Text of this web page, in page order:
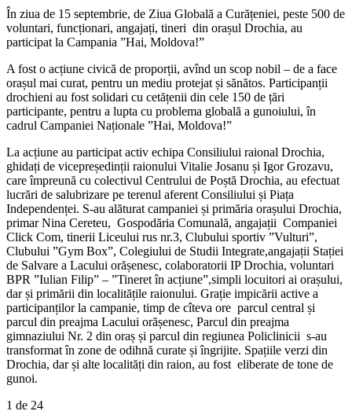
În ziua de 15 septembrie, de Ziua Globală a Curățeniei, peste 500 de
voluntari, funcționari, angajați, tineri din orașul Drochia, au
participat la Campania ”Hai, Moldova!”
A fost o acțiune civică de proporții, avînd un scop nobil – de a face
orașul mai curat, pentru un mediu protejat și sănătos. Participanții
drochieni au fost solidari cu cetățenii din cele 150 de țări
participante, pentru a lupta cu problema globală a gunoiului, în
cadrul Campaniei Naționale ”Hai, Moldova!”
La acțiune au participat activ echipa Consiliului raional Drochia,
ghidați de vicepreședinții raionului Vitalie Josanu și Igor Grozavu,
care împreună cu colectivul Centrului de Poștă Drochia, au efectuat
lucrări de salubrizare pe terenul aferent Consiliului și Piața
Independenței. S-au alăturat campaniei și primăria orașului Drochia,
primar Nina Cereteu, Gospodăria Comunală, angajații Companiei
Click Com, tinerii Liceului rus nr.3, Clubului sportiv ”Vulturi”,
Clubului ”Gym Box”, Colegiului de Studii Integrate,angajații Stației
de Salvare a Lacului orășenesc, colaboratorii IP Drochia, voluntari
BPR ”Iulian Filip” – ”Tineret în acțiune”,simpli locuitori ai orașului,
dar și primării din localitățile raionului. Grație impicării active a
participanților la campanie, timp de cîteva ore parcul central și
parcul din preajma Lacului orășenesc, Parcul din preajma
gimnaziului Nr. 2 din oraș și parcul din regiunea Policlinicii s-au
transformat în zone de odihnă curate și îngrijite. Spațiile verzi din
Drochia, dar și alte localități din raion, au fost eliberate de tone de
gunoi.
1 de 24